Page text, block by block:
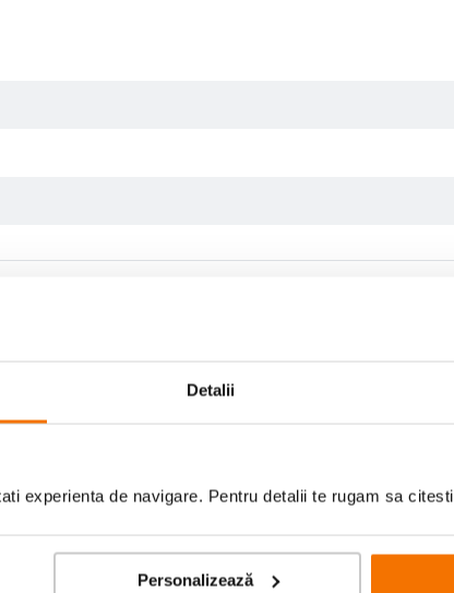
Detalii
experienta de navigare. Pentru detalii te rugam sa citesti
Personalizează